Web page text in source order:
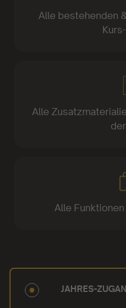
Alle bestehenden
Alle
Alle
JAHRES-